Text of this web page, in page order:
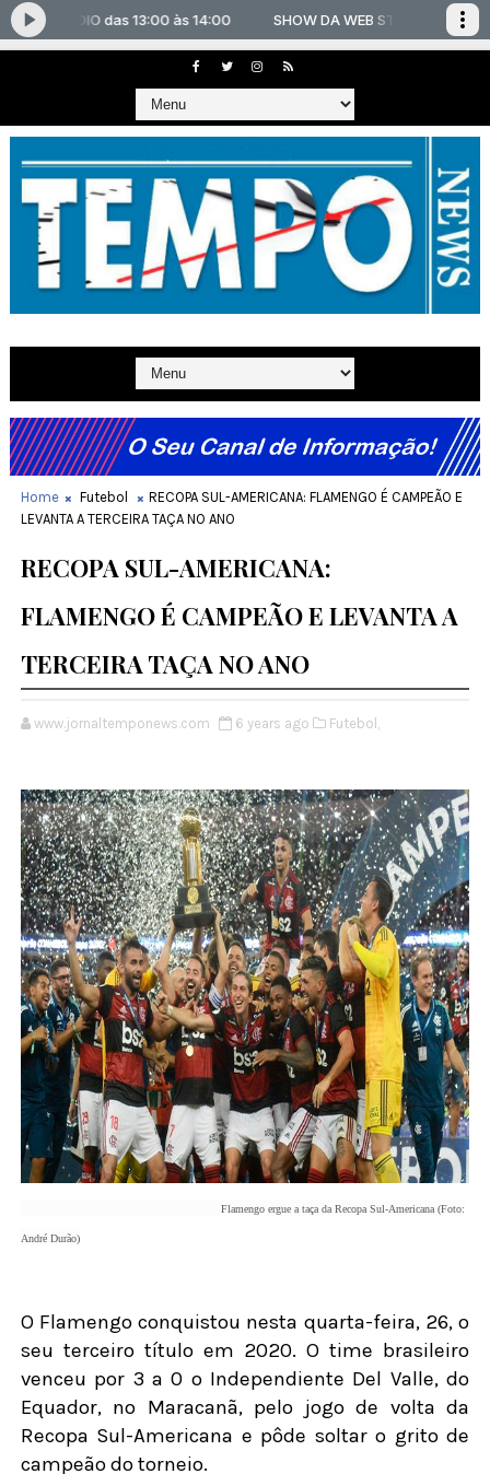
Home Futebol
RECOPA SUL-AMERICANA: FLAMENGO É CAMPEÃO E
LEVANTA A TERCEIRA TAÇA NO ANO
RECOPA SUL-AMERICANA:
FLAMENGO É CAMPEÃO E LEVANTA A
TERCEIRA TAÇA NO ANO
www.jornaltemponews.com 6 years ago Futebol,
Flamengo ergue a taça da Recopa Sul-Americana (Foto:
André Durão)
O Flamengo conquistou nesta quarta-feira, 26, o
seu terceiro título em 2020. O time brasileiro
venceu por 3 a 0 o Independiente Del Valle, do
Equador, no Maracanã, pelo jogo de volta da
Recopa Sul-Americana e pôde soltar o grito de
campeão do torneio.